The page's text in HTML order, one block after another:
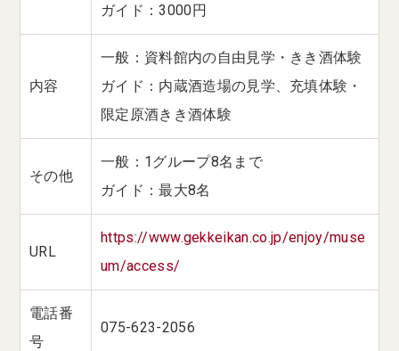
ガイド：3000円
内容
一般：資料館内の自由見学・きき酒体験
ガイド：内蔵酒造場の見学、充填体験・
限定原酒きき酒体験
その他
一般：1グループ8名まで
ガイド：最大8名
URL
https://www.gekkeikan.co.jp/enjoy/muse
um/access/
電話番
号
075-623-2056